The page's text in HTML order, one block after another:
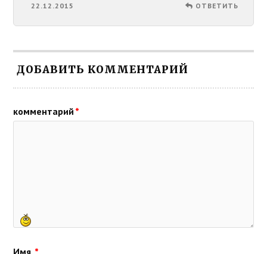
22.12.2015 ОТВЕТИТЬ
ДОБАВИТЬ КОММЕНТАРИЙ
комментарий *
Имя *